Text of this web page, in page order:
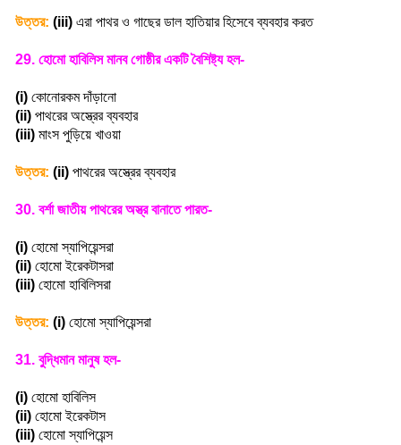
উত্তর: (iii) এরা পাথর ও গাছের ডাল হাতিয়ার হিসেবে ব্যবহার করত
29. হোমো হাবিলিস মানব গোষ্ঠীর একটি বৈশিষ্ট্য হল-
(i) কোনোরকম দাঁড়ানো
(ii) পাথরের অস্ত্রের ব্যবহার
(iii) মাংস পুড়িয়ে খাওয়া
উত্তর: (ii) পাথরের অস্ত্রের ব্যবহার
30. বর্শা জাতীয় পাথরের অস্ত্র বানাতে পারত-
(i) হোমো স্যাপিয়েন্সরা
(ii) হোমো ইরেকটাসরা
(iii) হোমো হাবিলিসরা
উত্তর: (i) হোমো স্যাপিয়েন্সরা
31. বুদ্ধিমান মানুষ হল-
(i) হোমো হাবিলিস
(ii) হোমো ইরেকটাস
(iii) হোমো স্যাপিয়েন্স